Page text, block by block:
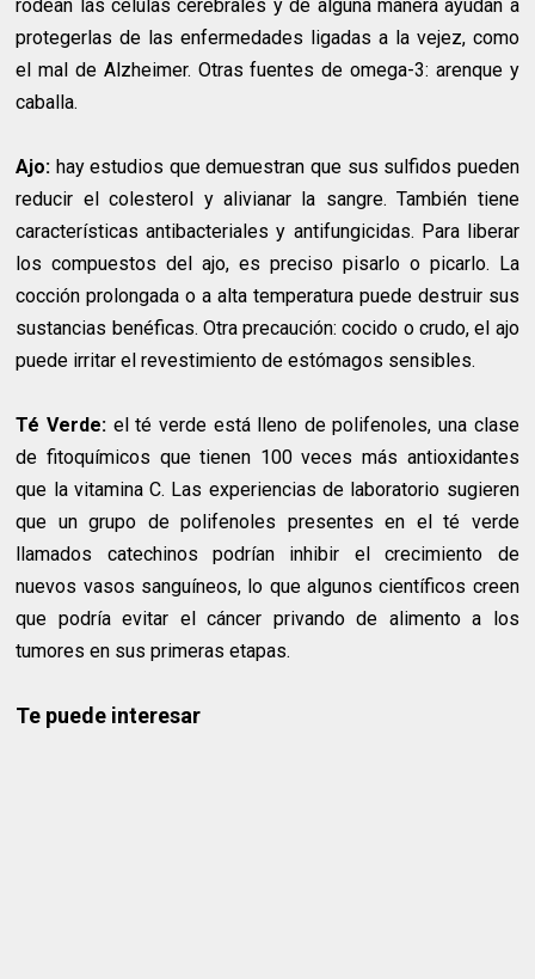
rodean las células cerebrales y de alguna manera ayudan a
protegerlas de las enfermedades ligadas a la vejez, como
el mal de Alzheimer. Otras fuentes de omega-3: arenque y
caballa.
Ajo: hay estudios que demuestran que sus sulfidos pueden
reducir el colesterol y alivianar la sangre. También tiene
características antibacteriales y antifungicidas. Para liberar
los compuestos del ajo, es preciso pisarlo o picarlo. La
cocción prolongada o a alta temperatura puede destruir sus
sustancias benéficas. Otra precaución: cocido o crudo, el ajo
puede irritar el revestimiento de estómagos sensibles.
Té Verde: el té verde está lleno de polifenoles, una clase
de fitoquímicos que tienen 100 veces más antioxidantes
que la vitamina C. Las experiencias de laboratorio sugieren
que un grupo de polifenoles presentes en el té verde
llamados catechinos podrían inhibir el crecimiento de
nuevos vasos sanguíneos, lo que algunos científicos creen
que podría evitar el cáncer privando de alimento a los
tumores en sus primeras etapas.
Te puede interesar